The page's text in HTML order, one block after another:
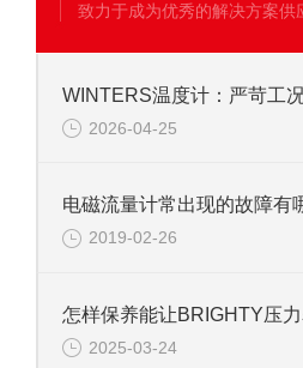
致力于成为优秀的解决方案供
2026-04-25
电磁流量计常出现的故障有
2019-02-26
2025-03-24